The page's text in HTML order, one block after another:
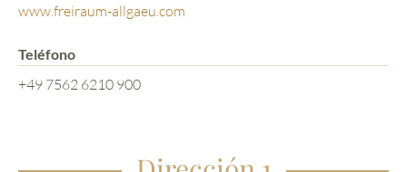
www.freiraum-allgaeu.com
Teléfono
+49 7562 6210 900